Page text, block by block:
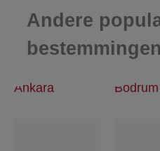
Andere
Ankara Bodrum